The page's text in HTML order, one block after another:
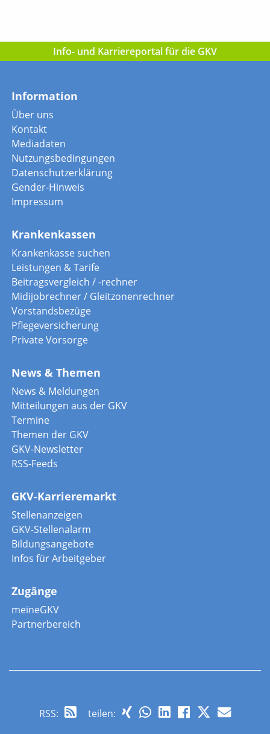
Info- und Karriereportal für die GKV
Information
Über uns
Kontakt
Mediadaten
Nutzungsbedingungen
Datenschutzerklärung
Gender-Hinweis
Impressum
Krankenkassen
Krankenkasse suchen
Leistungen & Tarife
Beitragsvergleich / -rechner
Midijobrechner / Gleitzonenrechner
Vorstandsbezüge
Pflegeversicherung
Private Vorsorge
News & Themen
News & Meldungen
Mitteilungen aus der GKV
Termine
Themen der GKV
GKV-Newsletter
RSS-Feeds
GKV-Karrieremarkt
Stellenanzeigen
GKV-Stellenalarm
Bildungsangebote
Infos für Arbeitgeber
Zugänge
meineGKV
Partnerbereich
RSS: teilen: